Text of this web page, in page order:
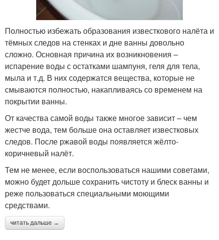
Полностью избежать образования известкового налёта и
тёмных следов на стенках и дне ванны довольно
сложно. Основная причина их возникновения –
испарение воды с остатками шампуня, геля для тела,
мыла и т.д. В них содержатся вещества, которые не
смываются полностью, накапливаясь со временем на
покрытии ванны.
От качества самой воды также многое зависит – чем
жестче вода, тем больше она оставляет известковых
следов. После ржавой воды появляется жёлто-
коричневый налёт.
Тем не менее, если воспользоваться нашими советами,
можно будет дольше сохранить чистоту и блеск ванны и
реже пользоваться специальными моющими
средствами.
читать дальше →